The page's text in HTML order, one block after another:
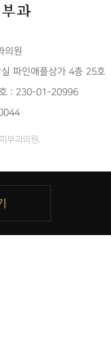
의원
파인애플상가 4층 25호
: 230-01-20996
부과의원.